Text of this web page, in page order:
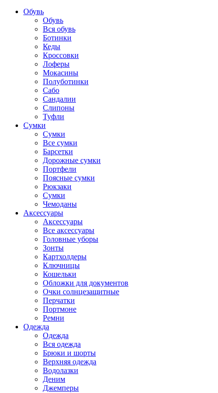
Обувь
Обувь
Вся обувь
Ботинки
Кеды
Кроссовки
Лоферы
Мокасины
Полуботинки
Сабо
Сандалии
Слипоны
Туфли
Сумки
Сумки
Все сумки
Барсетки
Дорожные сумки
Портфели
Поясные сумки
Рюкзаки
Сумки
Чемоданы
Аксессуары
Аксессуары
Все аксессуары
Головные уборы
Зонты
Картхолдеры
Ключницы
Кошельки
Обложки для документов
Очки солнцезащитные
Перчатки
Портмоне
Ремни
Одежда
Одежда
Вся одежда
Брюки и шорты
Верхняя одежда
Водолазки
Деним
Джемперы